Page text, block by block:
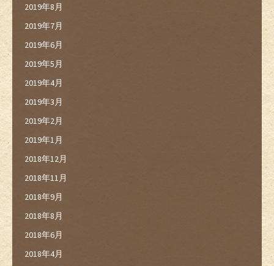
2019年8月
2019年7月
2019年6月
2019年5月
2019年4月
2019年3月
2019年2月
2019年1月
2018年12月
2018年11月
2018年9月
2018年8月
2018年6月
2018年4月